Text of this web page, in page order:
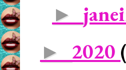
►
► 2020